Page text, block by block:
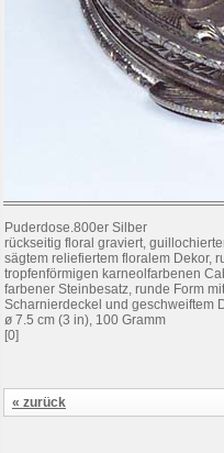
Puderdose.800er Silber
rückseitig floral graviert,
sägtem reliefiertem floralem Dekor,
tropfenförmigen karneolfarbenen
farbener Steinbesatz, runde Form
Scharnierdeckel und geschweiftem
ø 7.5 cm (3 in), 100 Gramm
[0]
« zurück